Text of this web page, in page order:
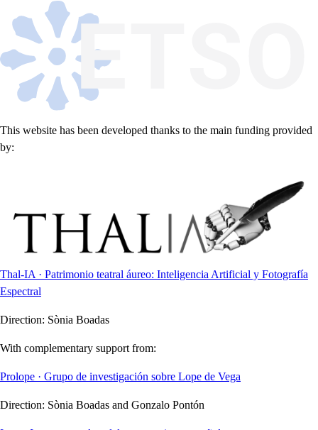
This website has been developed thanks to the main funding provided
by:
Thal-IA · Patrimonio teatral áureo: Inteligencia Artificial y Fotografía
Espectral
Direction: Sònia Boadas
With complementary support from:
Prolope · Grupo de investigación sobre Lope de Vega
Direction: Sònia Boadas and Gonzalo Pontón